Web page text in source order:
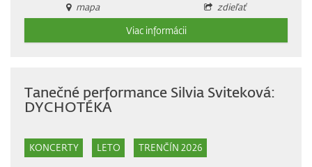
mapa
zdieľať
Viac informácii
Tanečné performance Silvia Sviteková:
DYCHOTÉKA
KONCERTY LETO TRENČÍN 2026